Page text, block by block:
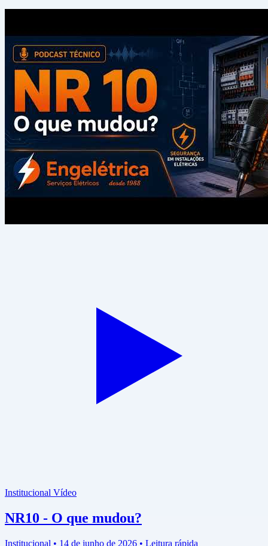
Institucional Vídeo
NR10 - O que mudou?
Institucional • 14 de junho de 2026 • Leitura rápida